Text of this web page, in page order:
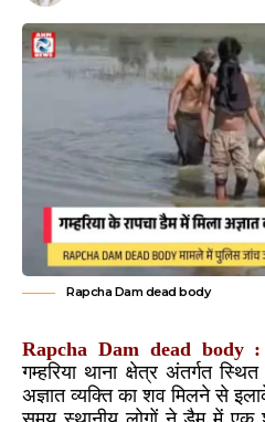
Rapcha Dam dead body
Rapcha Dam dead body :
गम्हरिया थाना क्षेत्र अंतर्गत
अज्ञात व्यक्ति का शव मिलने से